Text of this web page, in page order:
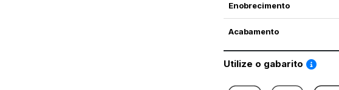
Enobrecimento
Acabamento
Utilize o gabarito